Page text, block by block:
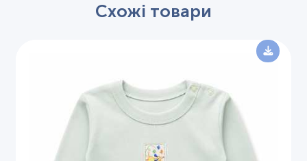
Схожі товари